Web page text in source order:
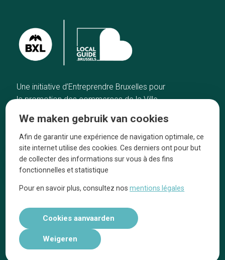
Une initiative d’Entreprendre Bruxelles pour
la promotion des commerces de la Ville
Home
De beste adressen
Blog
Winkelwijken
Tops 10
De ambachtslieden
Over ons
Ze praten over ons!
kennisgevingen
We maken gebruik van cookies
Afin de garantir une expérience de navigation optimale, ce
site internet utilise des cookies. Ces derniers ont pour but
de collecter des informations sur vous à des fins
fonctionnelles et statistique
Pour en savoir plus, consultez nosmentions légales
Cookies aanvaarden
Weigeren